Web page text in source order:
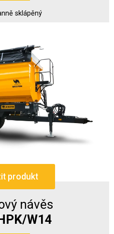
sklápěný
produkt
návěs
W14